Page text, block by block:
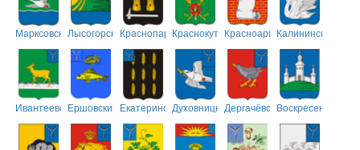
МарксовскийЛысогорскийКраснопартизанский
КраснокутскийКрасноармейский
Калининский
ИвантеевскийЕршовский ЕкатериновскийДуховницкийДергачёвскийВоскресенский